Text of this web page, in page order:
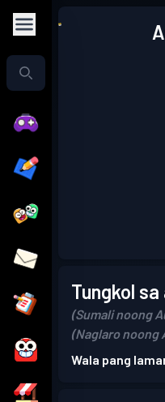
Tungkol sa
(Sumali noong
(Naglaro noong
Wala pang